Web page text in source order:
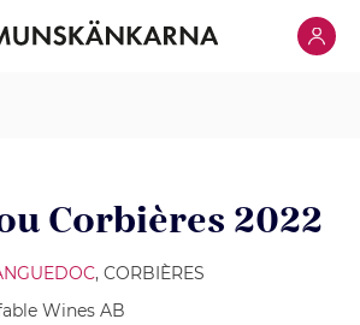
Klicka
Corbières 2022
, CORBIÈRES
Wines AB